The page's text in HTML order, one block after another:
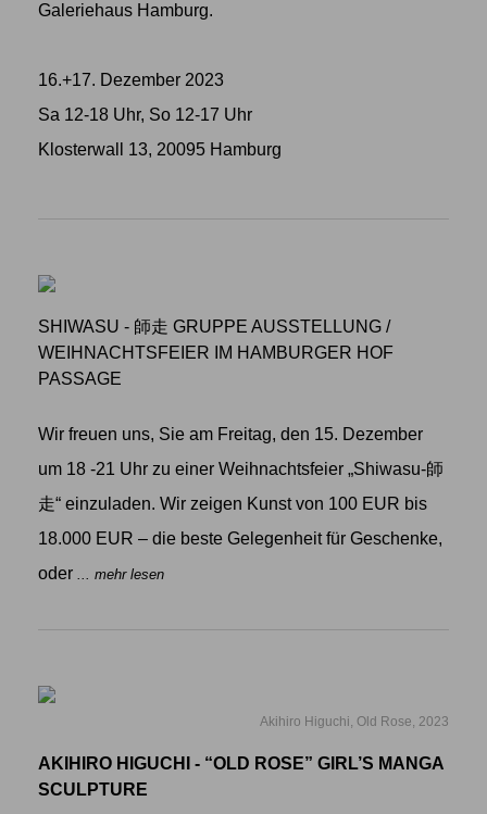
Galeriehaus Hamburg.
16.+17. Dezember 2023
Sa 12-18 Uhr, So 12-17 Uhr
Klosterwall 13, 20095 Hamburg
SHIWASU - 師走 GRUPPE AUSSTELLUNG /
WEIHNACHTSFEIER IM HAMBURGER HOF
PASSAGE
Wir freuen uns, Sie am Freitag, den 15. Dezember
um 18 -21 Uhr zu einer Weihnachtsfeier „Shiwasu-師
走“ einzuladen. Wir zeigen Kunst von 100 EUR bis
18.000 EUR – die beste Gelegenheit für Geschenke,
oder ... mehr lesen
Akihiro Higuchi, Old Rose, 2023
AKIHIRO HIGUCHI - “OLD ROSE” GIRL’S MANGA
SCULPTURE